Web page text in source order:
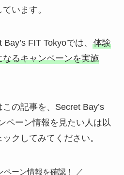
います。
FIT Tokyoでは、 体験
るキャンペーンを実施
の記事を、Secret Bay’s
ペーン情報を見たい人は以
クしてみてください。
ペーン情報を確認！ ／